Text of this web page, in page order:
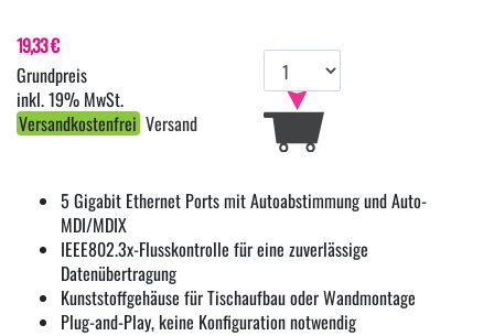
5 Gigabit Ethernet Ports mit Autoabstimmung und Auto-
MDI/MDIX
IEEE802.3x-Flusskontrolle für eine zuverlässige
Datenübertragung
Kunststoffgehäuse für Tischaufbau oder Wandmontage
Plug-and-Play, keine Konfiguration notwendig
19,33 €
inkl. 19% MwSt.
Versandkostenfrei Versand